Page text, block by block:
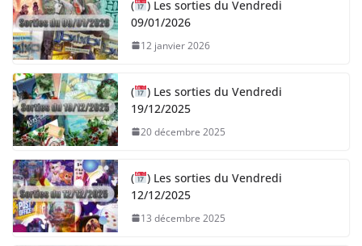
(
) Les sorties du Vendredi
09/01/2026
12 janvier 2026
(
) Les sorties du Vendredi
19/12/2025
20 décembre 2025
(
) Les sorties du Vendredi
12/12/2025
13 décembre 2025